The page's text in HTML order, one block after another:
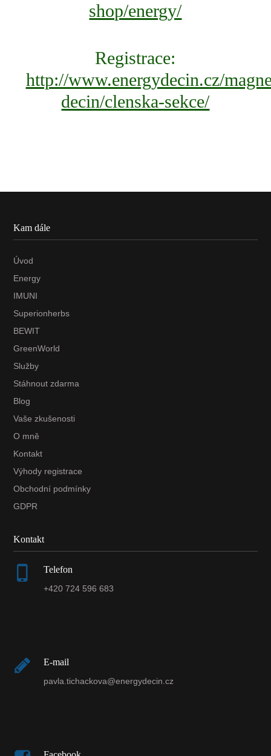
shop/energy/
Registrace:
http://www.energydecin.cz/
decin/clenska-sekce/
Kam dále
Úvod
Energy
IMUNI
Superionherbs
BEWIT
GreenWorld
Služby
Stáhnout zdarma
Blog
Vaše zkušenosti
O mně
Kontakt
Výhody registrace
Obchodní podmínky
GDPR
Kontakt
Telefon
+420 724 596 683
E-mail
pavla.tichackova@energydecin.cz